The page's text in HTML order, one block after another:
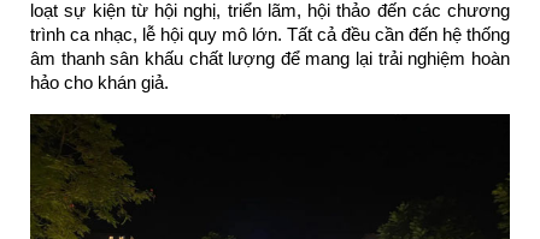
loạt sự kiện từ hội nghị, triển lãm, hội thảo đến các chương
trình ca nhạc, lễ hội quy mô lớn. Tất cả đều cần đến hệ thống
âm thanh sân khấu chất lượng để mang lại trải nghiệm hoàn
hảo cho khán giả.